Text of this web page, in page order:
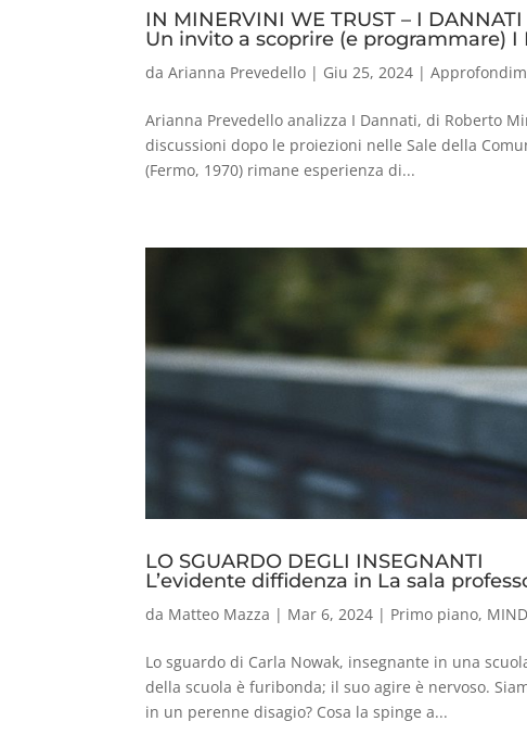
IN MINERVINI WE TRUST – I DANNATI
Un invito a scoprire (e programmare)
daArianna Prevedello | Giu 25, 2024 |
Arianna Prevedello analizza I Dannati, di Roberto
discussioni dopo le proiezioni nelle Sale della
(Fermo, 1970) rimane esperienza di...
LO SGUARDO DEGLI INSEGNANTI
L’evidente diffidenza in La sala
da Matteo Mazza | Mar 6, 2024 | Primo piano,
Lo sguardo di Carla Nowak, insegnante in una
della scuola è furibonda; il suo agire è nervoso.
in un perenne disagio? Cosa la spinge a...